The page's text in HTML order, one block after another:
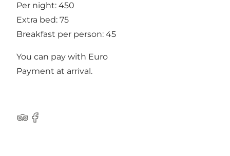
Per night: 450
Extra bed: 75
Breakfast per person: 45
You can pay with Euro
Payment at arrival.
Tripadvisor
Facebook